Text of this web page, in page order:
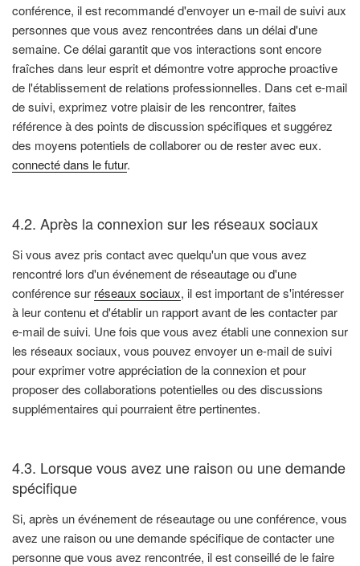
conférence, il est recommandé d'envoyer un e-mail de suivi aux
personnes que vous avez rencontrées dans un délai d'une
semaine. Ce délai garantit que vos interactions sont encore
fraîches dans leur esprit et démontre votre approche proactive
de l'établissement de relations professionnelles. Dans cet e-mail
de suivi, exprimez votre plaisir de les rencontrer, faites
référence à des points de discussion spécifiques et suggérez
des moyens potentiels de collaborer ou de rester avec eux.
connecté dans le futur.
4.2. Après la connexion sur les réseaux sociaux
Si vous avez pris contact avec quelqu'un que vous avez
rencontré lors d'un événement de réseautage ou d'une
conférence sur réseaux sociaux, il est important de s'intéresser
à leur contenu et d'établir un rapport avant de les contacter par
e-mail de suivi. Une fois que vous avez établi une connexion sur
les réseaux sociaux, vous pouvez envoyer un e-mail de suivi
pour exprimer votre appréciation de la connexion et pour
proposer des collaborations potentielles ou des discussions
supplémentaires qui pourraient être pertinentes.
4.3. Lorsque vous avez une raison ou une demande
spécifique
Si, après un événement de réseautage ou une conférence, vous
avez une raison ou une demande spécifique de contacter une
personne que vous avez rencontrée, il est conseillé de le faire